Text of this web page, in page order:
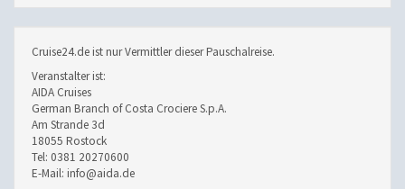
Cruise24.de ist nur Vermittler dieser Pauschalreise.
Veranstalter ist:
AIDA Cruises
German Branch of Costa Crociere S.p.A.
Am Strande 3d
18055 Rostock
Tel: 0381 20270600
E-Mail: info@aida.de